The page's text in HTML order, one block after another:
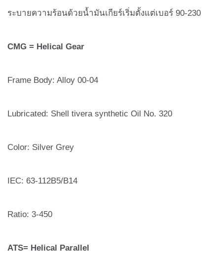
ระบายความร้อนด้วยน้ำมันเกียร์เริ่มตั้งแต่เบอร์ 90-230
CMG = Helical Gear
Frame Body: Alloy 00-04
Lubricated: Shell tivera synthetic Oil No. 320
Color: Silver Grey
IEC: 63-112B5/B14
Ratio: 3-450
ATS= Helical Parallel